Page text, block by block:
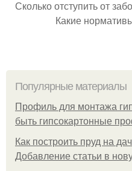
Сколько отступить от
Какие
Популярные материалы
Профиль для монтажа
быть гипсокартонные
Как построить пруд на
Добавление статьи в